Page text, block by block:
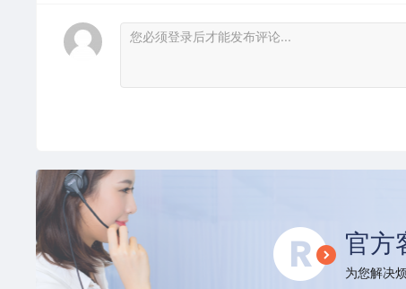
官方
为您解决